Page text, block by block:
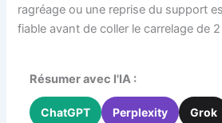
ragréage ou une reprise du support
fiable avant de coller le carrelage de
Résumer avec l'IA :
ChatGPT Perplexity Grok